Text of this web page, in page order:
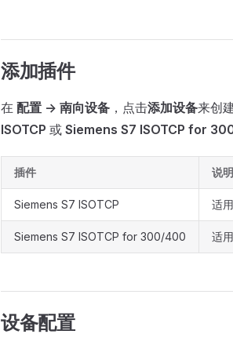
添加插件
在 配置 -> 南向设备 ，点击添加设备来创
ISOTCP 或 Siemens S7 ISOTCP for
插件 说明
Siemens S7 ISOTCP 适
Siemens S7 ISOTCP for 300/400 适
设备配置